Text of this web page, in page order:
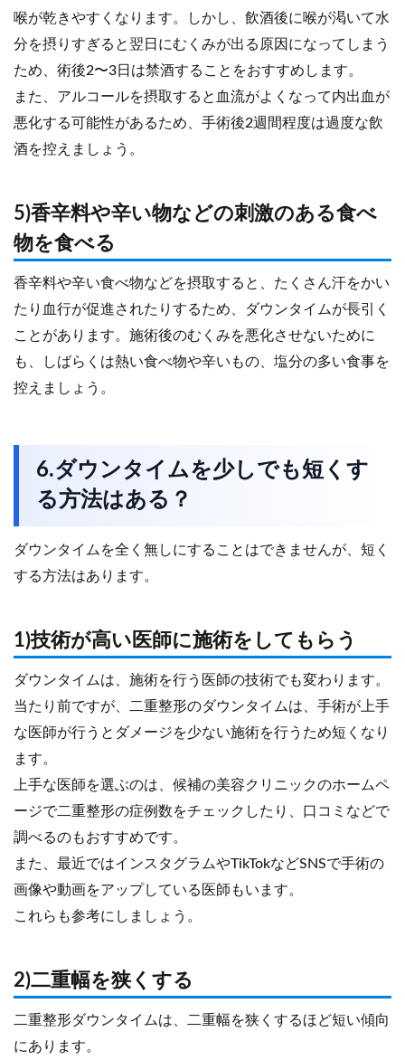
喉が乾きやすくなります。しかし、飲酒後に喉が渇いて水
分を摂りすぎると翌日にむくみが出る原因になってしまう
ため、術後2〜3日は禁酒することをおすすめします。
また、アルコールを摂取すると血流がよくなって内出血が
悪化する可能性があるため、手術後2週間程度は過度な飲
酒を控えましょう。
5)香辛料や辛い物などの刺激のある食べ
物を食べる
香辛料や辛い食べ物などを摂取すると、たくさん汗をかい
たり血行が促進されたりするため、ダウンタイムが長引く
ことがあります。施術後のむくみを悪化させないために
も、しばらくは熱い食べ物や辛いもの、塩分の多い食事を
控えましょう。
6.ダウンタイムを少しでも短くす
る方法はある？
ダウンタイムを全く無しにすることはできませんが、短く
する方法はあります。
1)技術が高い医師に施術をしてもらう
ダウンタイムは、施術を行う医師の技術でも変わります。
当たり前ですが、二重整形のダウンタイムは、手術が上手
な医師が行うとダメージを少ない施術を行うため短くなり
ます。
上手な医師を選ぶのは、候補の美容クリニックのホームペ
ージで二重整形の症例数をチェックしたり、口コミなどで
調べるのもおすすめです。
また、最近ではインスタグラムやTikTokなどSNSで手術の
画像や動画をアップしている医師もいます。
これらも参考にしましょう。
2)二重幅を狭くする
二重整形ダウンタイムは、二重幅を狭くするほど短い傾向
にあります。